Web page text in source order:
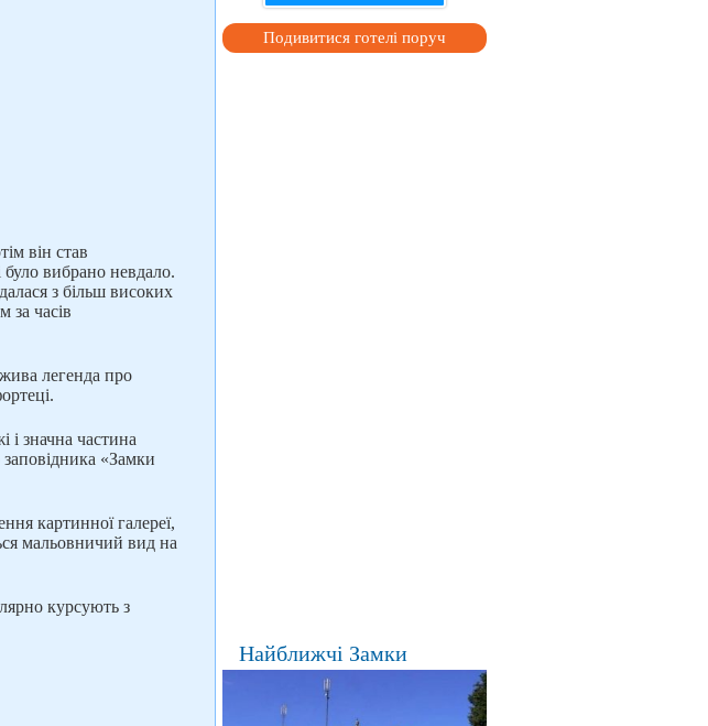
він став
вибрано невдало.
з більш високих
за часів
легенда про
і значна частина
«Замки
картинної галереї,
мальовничий вид на
курсують з
Подивитися готелі поруч
Найближчі Замки